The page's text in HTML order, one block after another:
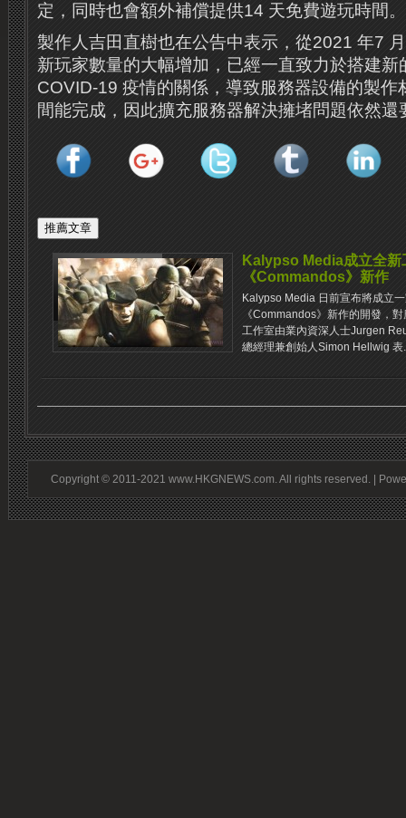
定，同時也會額外補償提供14 天免費遊玩時間。
製作人吉田直樹也在公告中表示，從2021 年7
新玩家數量的大幅增加，已經一直致力於搭建新
COVID-19 疫情的關係，導致服務器設備的製作
間能完成，因此擴充服務器解決擁堵問題依然還
Kalypso Media成立全新
《Commandos》新作
Kalypso Media 日前宣布將成立
《Commandos》新作的開發，
工作室由業內資深人士Jurgen
總經理兼創始人Simon Hellwig 表
Copyright © 2011-2021 www.HKGNEWS.com. All rights reserved. |